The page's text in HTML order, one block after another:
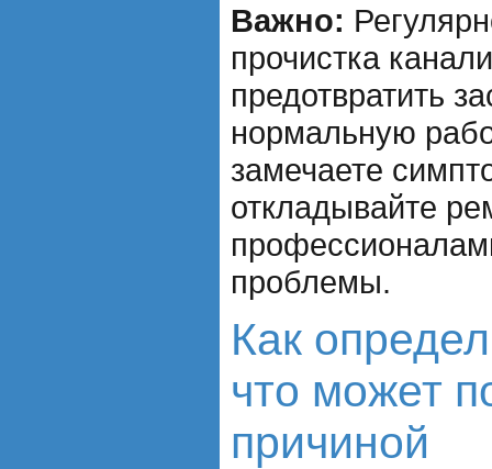
Важно:
прочистка
предотвратить
нормальную
замечаете
откладывайте
проблемы.
Как
что может
причиной